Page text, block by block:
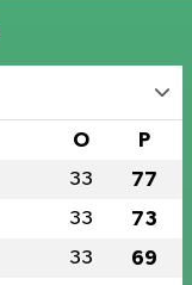
O P
33 77
33 73
33 69